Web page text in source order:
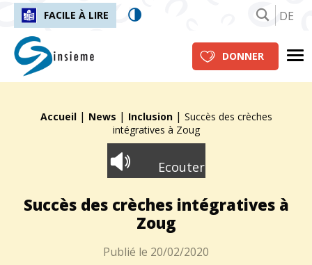
FACILE À LIRE DE
insieme.ch
DONNER
Fil d'Ariane :
Accueil | News | Inclusion | Succès des crèches
intégratives à Zoug
Ecouter
Succès des crèches intégratives à
Zoug
Publié le 20/02/2020